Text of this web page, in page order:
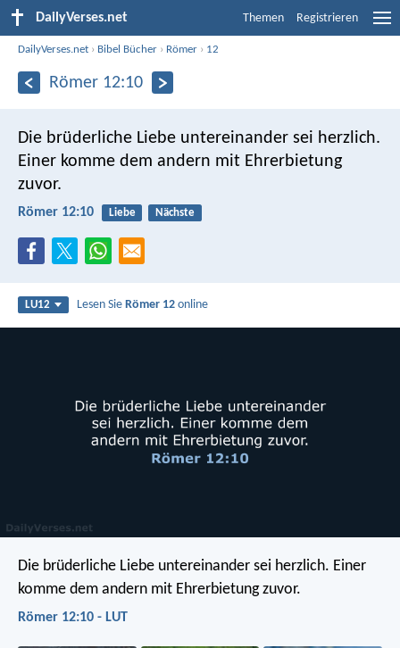
DailyVerses.net Themen Registrieren
DailyVerses.net › Bibel Bücher › Römer › 12
Römer 12:10
Die brüderliche Liebe untereinander sei herzlich.
Einer komme dem andern mit Ehrerbietung
zuvor.
Römer 12:10 Liebe Nächste
LU12 Lesen SieRömer 12 online
Die brüderliche Liebe untereinander sei herzlich. Einer
komme dem andern mit Ehrerbietung zuvor.
Römer 12:10 - LUT